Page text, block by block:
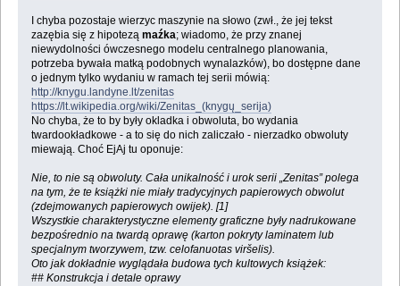
I chyba pozostaje wierzyc maszynie na słowo (zwł., że jej tekst
zazębia się z hipotezą maźka; wiadomo, że przy znanej
niewydolności ówczesnego modelu centralnego planowania,
potrzeba bywała matką podobnych wynalazków), bo dostępne dane
o jednym tylko wydaniu w ramach tej serii mówią:
http://knygu.landyne.lt/zenitas
https://lt.wikipedia.org/wiki/Zenitas_(knygų_serija)
No chyba, że to by były okladka i obwoluta, bo wydania
twardookładkowe - a to się do nich zaliczało - nierzadko obwoluty
miewają. Choć EjAj tu oponuje:
Nie, to nie są obwoluty. Cała unikalność i urok serii „Zenitas” polega
na tym, że te książki nie miały tradycyjnych papierowych obwolut
(zdejmowanych papierowych owijek). [1]
Wszystkie charakterystyczne elementy graficzne były nadrukowane
bezpośrednio na twardą oprawę (karton pokryty laminatem lub
specjalnym tworzywem, tzw. celofanuotas viršelis).
Oto jak dokładnie wyglądała budowa tych kultowych książek:
## Konstrukcja i detale oprawy